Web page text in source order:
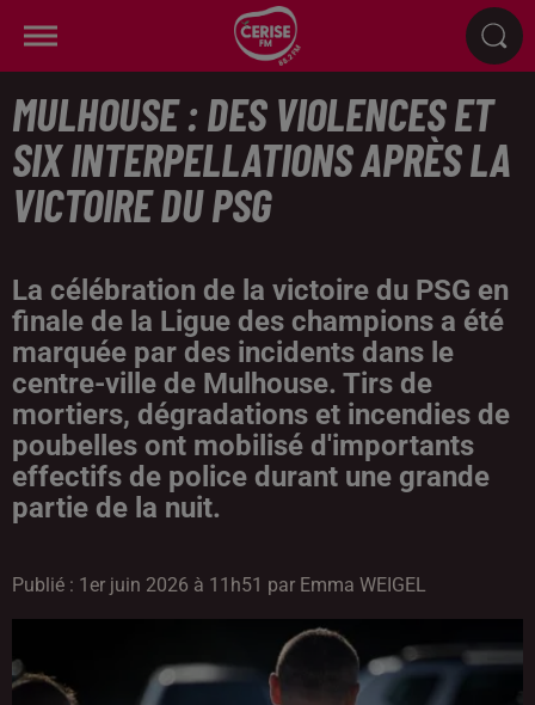
MULHOUSE : DES VIOLENCES ET
SIX INTERPELLATIONS APRÈS LA
VICTOIRE DU PSG
La célébration de la victoire du PSG en
finale de la Ligue des champions a été
marquée par des incidents dans le
centre-ville de Mulhouse. Tirs de
mortiers, dégradations et incendies de
poubelles ont mobilisé d'importants
effectifs de police durant une grande
partie de la nuit.
Publié : 1er juin 2026 à 11h51 par Emma WEIGEL